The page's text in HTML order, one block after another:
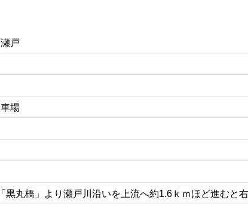
戸
場
黒丸橋」より瀬戸川沿いを上流へ約1.6ｋｍほど進むと